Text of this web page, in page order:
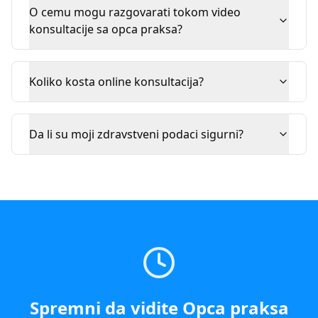
O cemu mogu razgovarati tokom video
konsultacije sa opca praksa?
Koliko kosta online konsultacija?
Da li su moji zdravstveni podaci sigurni?
Spremni da vidite Opca praksa